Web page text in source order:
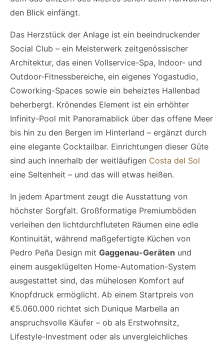
den Blick einfängt.
Das Herzstück der Anlage ist ein beeindruckender
Social Club – ein Meisterwerk zeitgenössischer
Architektur, das einen Vollservice-Spa, Indoor- und
Outdoor-Fitnessbereiche, ein eigenes Yogastudio,
Coworking-Spaces sowie ein beheiztes Hallenbad
beherbergt. Krönendes Element ist ein erhöhter
Infinity-Pool mit Panoramablick über das offene Meer
bis hin zu den Bergen im Hinterland – ergänzt durch
eine elegante Cocktailbar. Einrichtungen dieser Güte
sind auch innerhalb der weitläufigen Costa del Sol
eine Seltenheit – und das will etwas heißen.
In jedem Apartment zeugt die Ausstattung von
höchster Sorgfalt. Großformatige Premiumböden
verleihen den lichtdurchfluteten Räumen eine edle
Kontinuität, während maßgefertigte Küchen von
Pedro Peña Design mit Gaggenau-Geräten und
einem ausgeklügelten Home-Automation-System
ausgestattet sind, das mühelosen Komfort auf
Knopfdruck ermöglicht. Ab einem Startpreis von
€5.060.000 richtet sich Dunique Marbella an
anspruchsvolle Käufer – ob als Erstwohnsitz,
Lifestyle-Investment oder als unvergleichliches